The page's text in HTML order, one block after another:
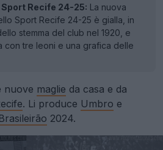
Recife 24-25: La nuova
Sport Recife 24-25 è gialla, in
stemma del club nel 1920, e
con tre leoni e una grafica delle
nuove maglie da casa e da
. Li produce Umbro e
Brasileirão 2024.